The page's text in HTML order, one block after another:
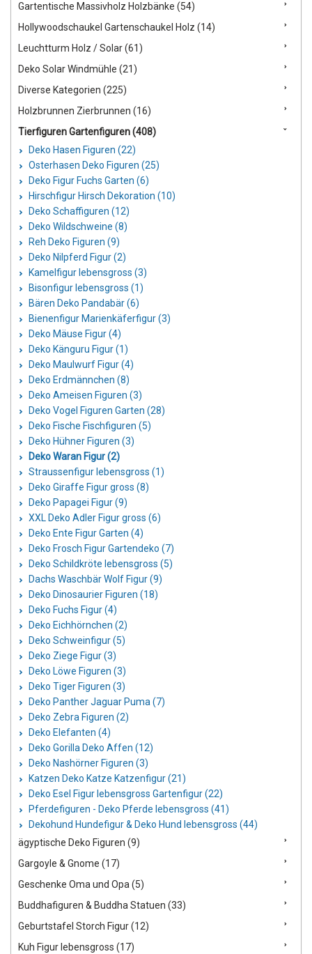
Gartentische Massivholz Holzbänke (54)
Hollywoodschaukel Gartenschaukel Holz (14)
Leuchtturm Holz / Solar (61)
Deko Solar Windmühle (21)
Diverse Kategorien (225)
Holzbrunnen Zierbrunnen (16)
Tierfiguren Gartenfiguren (408)
Deko Hasen Figuren (22)
Osterhasen Deko Figuren (25)
Deko Figur Fuchs Garten (6)
Hirschfigur Hirsch Dekoration (10)
Deko Schaffiguren (12)
Deko Wildschweine (8)
Reh Deko Figuren (9)
Deko Nilpferd Figur (2)
Kamelfigur lebensgross (3)
Bisonfigur lebensgross (1)
Bären Deko Pandabär (6)
Bienenfigur Marienkäferfigur (3)
Deko Mäuse Figur (4)
Deko Känguru Figur (1)
Deko Maulwurf Figur (4)
Deko Erdmännchen (8)
Deko Ameisen Figuren (3)
Deko Vogel Figuren Garten (28)
Deko Fische Fischfiguren (5)
Deko Hühner Figuren (3)
Deko Waran Figur (2)
Straussenfigur lebensgross (1)
Deko Giraffe Figur gross (8)
Deko Papagei Figur (9)
XXL Deko Adler Figur gross (6)
Deko Ente Figur Garten (4)
Deko Frosch Figur Gartendeko (7)
Deko Schildkröte lebensgross (5)
Dachs Waschbär Wolf Figur (9)
Deko Dinosaurier Figuren (18)
Deko Fuchs Figur (4)
Deko Eichhörnchen (2)
Deko Schweinfigur (5)
Deko Ziege Figur (3)
Deko Löwe Figuren (3)
Deko Tiger Figuren (3)
Deko Panther Jaguar Puma (7)
Deko Zebra Figuren (2)
Deko Elefanten (4)
Deko Gorilla Deko Affen (12)
Deko Nashörner Figuren (3)
Katzen Deko Katze Katzenfigur (21)
Deko Esel Figur lebensgross Gartenfigur (22)
Pferdefiguren - Deko Pferde lebensgross (41)
Dekohund Hundefigur & Deko Hund lebensgross (44)
ägyptische Deko Figuren (9)
Gargoyle & Gnome (17)
Geschenke Oma und Opa (5)
Buddhafiguren & Buddha Statuen (33)
Geburtstafel Storch Figur (12)
Kuh Figur lebensgross (17)